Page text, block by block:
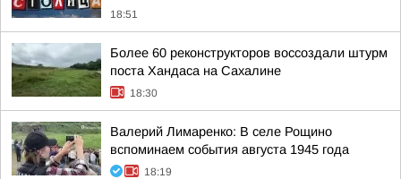
18:51
Более 60 реконструкторов воссоздали штурм
поста Хандаса на Сахалине
18:30
Валерий Лимаренко: В селе Рощино
вспоминаем события августа 1945 года
18:19